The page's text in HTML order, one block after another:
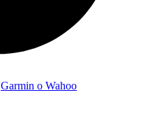
Garmin o Wahoo